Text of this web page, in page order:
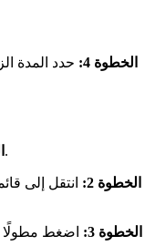
الخطوة 4:
افتح تطبيق ديسكورد على هاتفك.
الخطوة 2:
انتقل إلى
الخطوة 3:
اضغط مطولًا